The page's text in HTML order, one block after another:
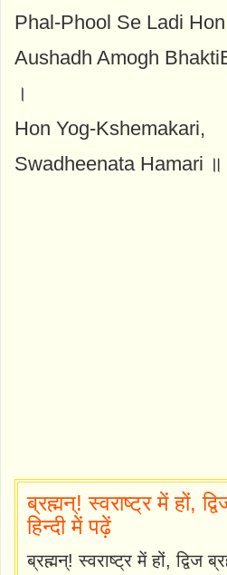
Phal-Phool Se Ladi
Aushadh Amogh
।
Hon Yog-Kshemakari,
Swadheenata Hamari ॥
ब्रह्मन्! स्वराष्ट्र में हों,
हिन्दी में पढ़ें
ब्रह्मन्! स्वराष्ट्र में हों, द्विज